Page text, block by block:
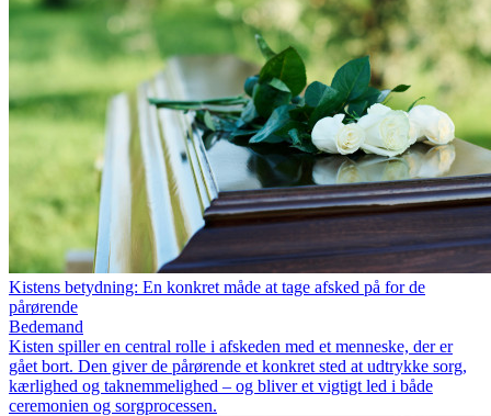
Kistens betydning: En konkret måde at tage afsked på for de
pårørende
Bedemand
Kisten spiller en central rolle i afskeden med et menneske, der er
gået bort. Den giver de pårørende et konkret sted at udtrykke sorg,
kærlighed og taknemmelighed – og bliver et vigtigt led i både
ceremonien og sorgprocessen.